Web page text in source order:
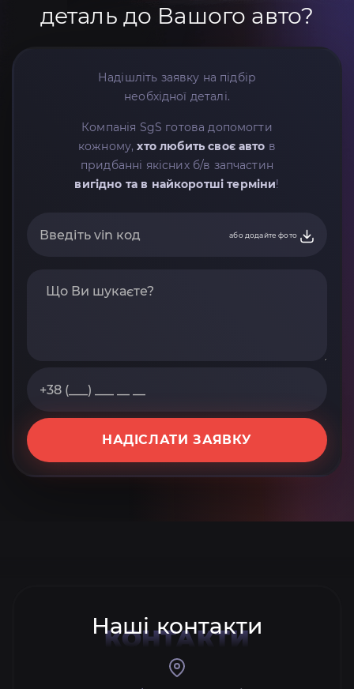
деталь до Вашого авто?
Надішліть заявку на підбір
необхідної деталі.
Компанія SgS готова допомогти
кожному,хто любить своє авто в
придбанні якісних б/в запчастин
вигідно та в найкоротші терміни!
або додайте фото
НАДІСЛАТИ ЗАЯВКУ
Наші контакти
КОНТАКТИ